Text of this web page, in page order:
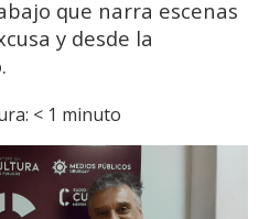
que narra escenas
y desde la
< 1 minuto